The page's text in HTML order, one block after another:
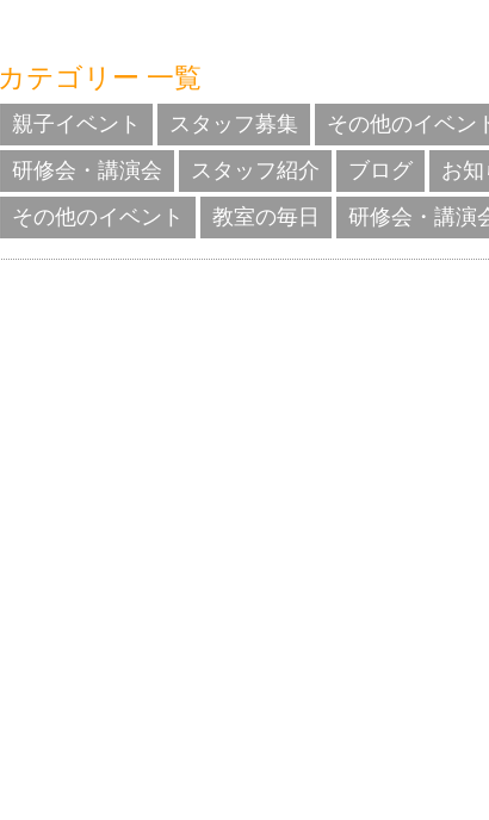
カテゴリー 一覧
親子イベント スタッフ募集 その他のイベン
研修会・講演会
スタッフ紹介 ブログ お知
その他のイベント
教室の毎日 研修会・講演